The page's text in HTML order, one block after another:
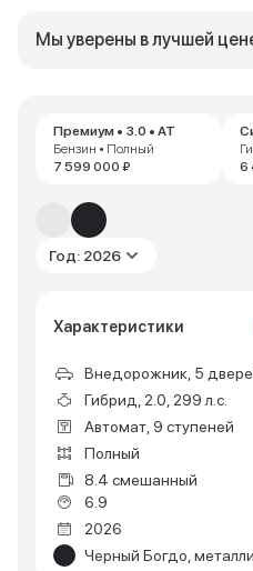
Премиум • 3.0 • AT
Бензин • Полный
7 599 000 ₽
6
Год: 2026
Характеристики
Внедорожник, 5
Гибрид, 2.0, 299 л.с.
Автомат, 9 ступеней
Полный
8.4 смешанный
6.9
2026
Черный Богдо,
Мы уверены в лучшей